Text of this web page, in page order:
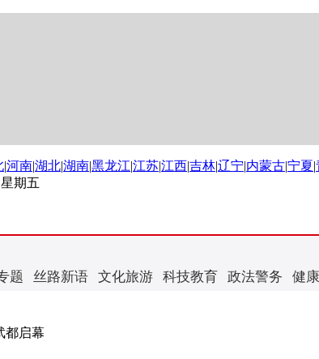
|河南|湖北|湖南|黑龙江|江苏|江西|吉林|辽宁|内蒙古|宁夏|
期五
题 丝路新语 文化旅游 科技教育 政法警务 健
都启幕